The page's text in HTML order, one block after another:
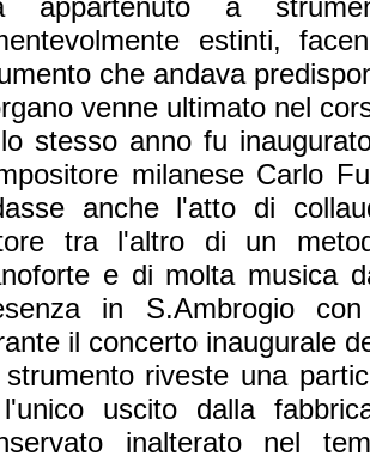
appartenuto a
estinti,
che andava
venne ultimato nel
stesso anno fu
milanese Carlo
anche l'atto di
tra l'altro di un
e di molta musica
in S.Ambrogio
il concerto inaugurale
strumento riveste una
uscito dalla
inalterato nel